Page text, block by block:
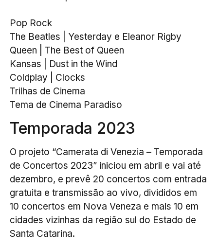
Pop Rock
The Beatles | Yesterday e Eleanor Rigby
Queen | The Best of Queen
Kansas | Dust in the Wind
Coldplay | Clocks
Trilhas de Cinema
Tema de Cinema Paradiso
Temporada 2023
O projeto “Camerata di Venezia – Temporada
de Concertos 2023” iniciou em abril e vai até
dezembro, e prevê 20 concertos com entrada
gratuita e transmissão ao vivo, divididos em
10 concertos em Nova Veneza e mais 10 em
cidades vizinhas da região sul do Estado de
Santa Catarina.